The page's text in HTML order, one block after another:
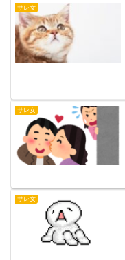
サレ女
サレ女
サレ女